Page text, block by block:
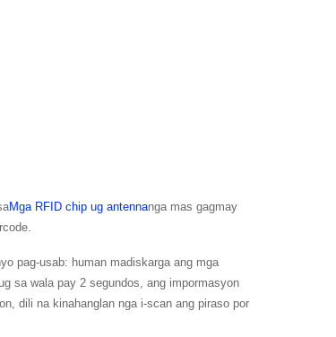
Mga RFID chip ug antennanga mas gagmay
pag-usab: human madiskarga ang mga
sa wala pay 2 segundos, ang impormasyon
dili na kinahanglan nga i-scan ang piraso por